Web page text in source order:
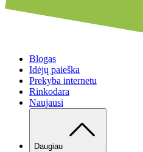
Blogas
Idėjų paieška
Prekyba internetu
Rinkodara
Naujausi
Daugiau